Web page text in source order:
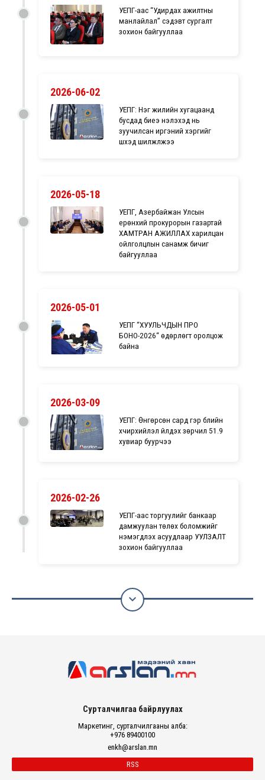
УЕПГ-аас “Удирдах ажилтны
манлайлал” сэдэвт сургалт
зохион байгууллаа
2026-06-02
УЕПГ: Нэг жилийн хугацаанд
бусдад биеэ үнэлэхэд нь
зуучилсан иргэний хэргийг
шүүхэд шилжүүлжээ
2026-05-18
УЕПГ, Азербайжан Улсын
ерөнхий прокурорын газартай
ХАМТРАН АЖИЛЛАХ харилцан
ойлголцлын санамж бичиг
байгууллаа
2026-05-01
УЕПГ “ХУУЛЬЧДЫН ПРО
БОНО-2026“ өдөрлөгт оролцож
байна
2026-03-09
УЕПГ: Өнгөрсөн сард гэр бүлийн
хүчирхийлэл үйлдэх зөрчил 51.9
хувиар буурчээ
2026-02-26
УЕПГ-аас торгуулийг банкаар
дамжуулан төлөх боломжийг
нэмэгдүүлэх асуудлаар УУЛЗАЛТ
зохион байгууллаа

Сурталчилгаа байрлуулах
Маркетинг, сурталчилгааны алба:
+976 89400100
enkh@arslan.mn
RSS